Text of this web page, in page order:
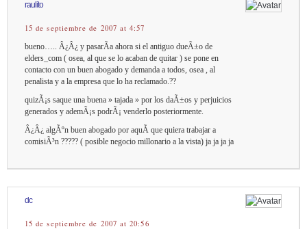
raulito
15 de septiembre de 2007 at 4:57
bueno….. Â¿Â¿ y pasarÃ­a ahora si el antiguo dueÃ±o de
elders_com ( osea, al que se lo acaban de quitar ) se pone en
contacto con un buen abogado y demanda a todos, osea , al
penalista y a la empresa que lo ha reclamado.??
quizÃ¡s saque una buena » tajada » por los daÃ±os y perjuicios
generados y ademÃ¡s podrÃ¡ venderlo posteriormente.
Â¿Â¿ algÃºn buen abogado por aquÃ­ que quiera trabajar a
comisiÃ³n ????? ( posible negocio millonario a la vista) ja ja ja ja
dc
15 de septiembre de 2007 at 20:56